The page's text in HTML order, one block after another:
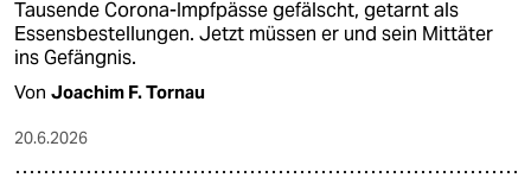
Tausende Corona-Impfpässe gefälscht, getarnt als
Essensbestellungen. Jetzt müssen er und sein Mittäter
ins Gefängnis.
Von Joachim F. Tornau
20.6.2026